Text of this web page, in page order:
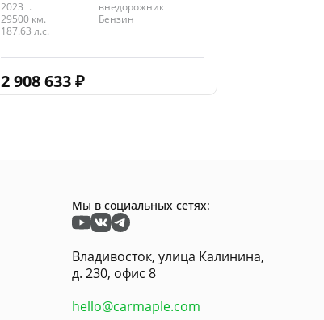
2023 г.
внедорожник
29500 км.
Бензин
187.63 л.с.
2 908 633₽
Мы в социальных сетях:
Владивосток, улица Калинина,
д. 230, офис 8
hello@carmaple.com